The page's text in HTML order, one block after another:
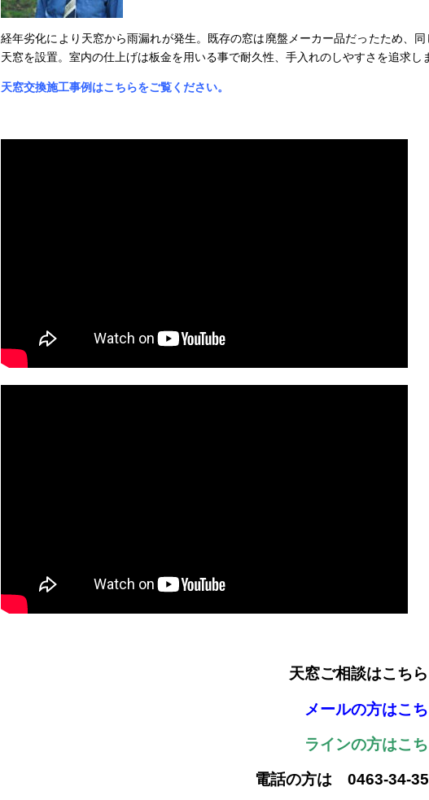
経年劣化により天窓から雨漏れが発生。既存の窓は廃盤メーカー品だったため、
天窓を設置。室内の仕上げは板金を用いる事で耐久性、手入れのしやすさを追求し
天窓交換施工事例はこちらをご覧ください。
天窓ご相談はこち
メールの方はこ
ラインの方はこ
電話の方は 0463-34-